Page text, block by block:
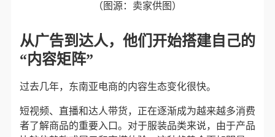
（图源：卖家供图）
从广告到达人，他们开始搭建自己的
“内容矩阵”
过去几年，东南亚电商的内容生态变化很快。
短视频、直播和达人带货，正在逐渐成为越来越多消费
者了解商品的重要入口。对于服装品类来说，由于产品